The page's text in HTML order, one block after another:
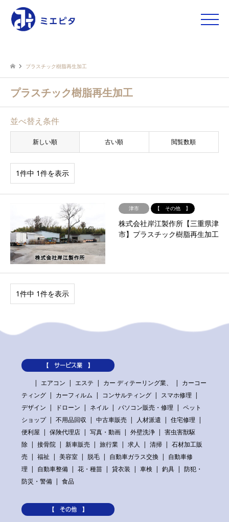
toggle
プラスチック樹脂再生加工
プラスチック樹脂再生加工
並べ替え条件
新しい順 古い順 閲覧数順
1件中 1件を表示
津市 【 その他 】
株式会社岸江製作所【三重県津
市】プラスチック樹脂再生加工
1件中 1件を表示
【 サービス業 】
エアコン
エステ カー ディテーリング業、
カーコー
ティング
カーフィルム コンサルティング
スマホ修理
デザイン
ドローン ネイル パソコン販売・修理
ペット
ショップ
不用品回収 中古車販売 人材派遣
住宅修理
便利屋
保険代理店 写真・動画 外壁洗浄
害虫害獣駆
除
接骨院 新車販売 旅行業 求人 清掃
石材加工販
売
福祉 美容室 脱毛 自動車ガラス交換
自動車修
理
自動車整備 花・種苗 貸衣装 車検 釣具
防犯・
防災・警備
食品
【 その他 】